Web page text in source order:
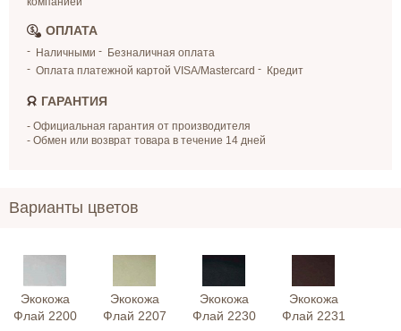
ОПЛАТА
Наличными
Безналичная оплата
Оплата платежной картой VISA/Mastercard
Кредит
ГАРАНТИЯ
- Официальная гарантия от производителя
- Обмен или возврат товара в течение 14 дней
Варианты цветов
Экокожа
Флай 2200
Экокожа
Флай 2207
Экокожа
Флай 2230
Экокожа
Флай 2231